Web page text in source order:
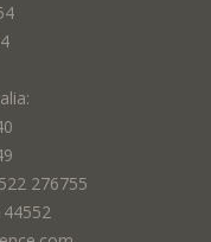
276755